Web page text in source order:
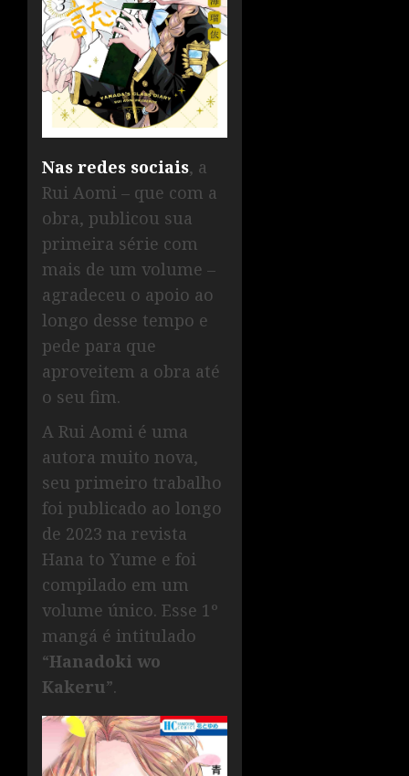
Nas redes sociais, a
Rui Aomi – que com a
obra, publicou sua
primeira série com
mais de um volume –
agradeceu o apoio ao
longo desse tempo e
pede para que
aproveitem a obra até
o seu fim.
A Rui Aomi é uma
autora muito nova,
seu primeiro trabalho
foi publicado ao longo
de 2023 na revista
Hana to Yume e foi
compilado em um
volume único. Esse 1º
mangá é intitulado
“Hanadoki wo
Kakeru”.